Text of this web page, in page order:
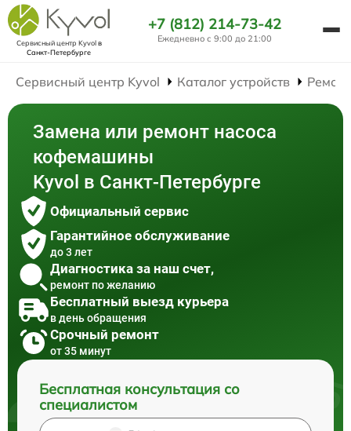
Сервисный центр Kyvolв
Санкт-Петербурге
+7 (812) 214-73-42
Ежедневно с 9:00 до 21:00
Сервисный центр Kyvol Каталог устройств
Замена или ремонт насоса
кофемашины
Kyvol в Санкт-Петербурге
Официальный сервис
Гарантийное обслуживание
до 3 лет
Диагностика за наш счет,
ремонт по желанию
Бесплатный выезд курьера
в день обращения
Срочный ремонт
от 35 минут
Бесплатная консультация со
специалистом